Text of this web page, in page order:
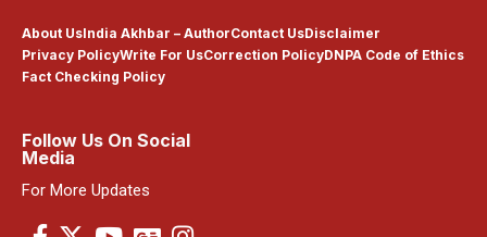
About UsIndia Akhbar – AuthorContact UsDisclaimer
Privacy PolicyWrite For UsCorrection PolicyDNPA Code of Ethics
Fact Checking Policy
Follow Us On Social
Media
For More Updates